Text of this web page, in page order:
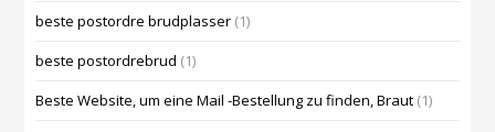
beste postordre brudplasser (1)
beste postordrebrud (1)
Beste Website, um eine Mail -Bestellung zu finden, Braut (1)